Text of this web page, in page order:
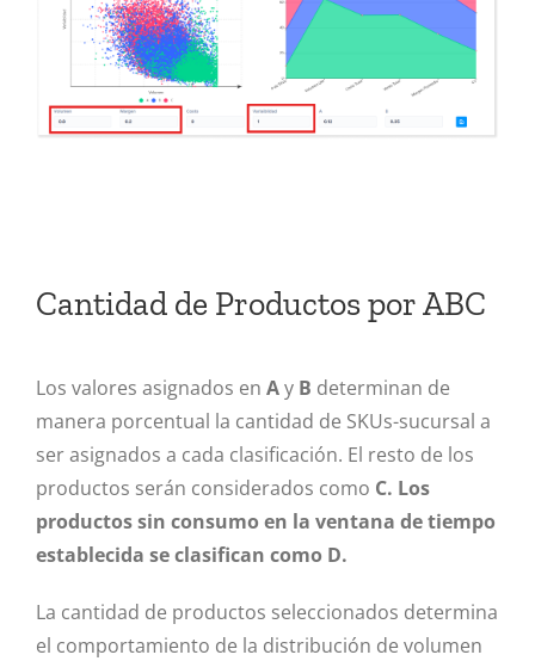
Cantidad de Productos por ABC
Los valores asignados en Ay B determinan de
manera porcentual la cantidad de SKUs-sucursal a
ser asignados a cada clasificación. El resto de los
productos serán considerados como C. Los
productos sin consumo en la ventana de tiempo
establecida se clasifican como D.
La cantidad de productos seleccionados determina
el comportamiento de la distribución de volumen